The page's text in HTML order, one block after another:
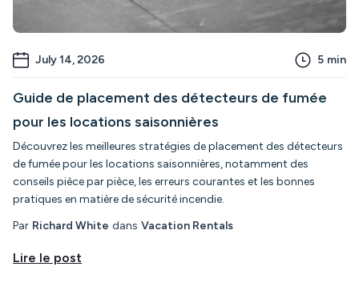
July 14, 2026 5 min
Guide de placement des détecteurs de fumée
pour les locations saisonnières
Découvrez les meilleures stratégies de placement des détecteurs
de fumée pour les locations saisonnières, notamment des
conseils pièce par pièce, les erreurs courantes et les bonnes
pratiques en matière de sécurité incendie.
Par Richard White dans Vacation Rentals
Lire le post